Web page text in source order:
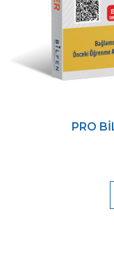
PRO